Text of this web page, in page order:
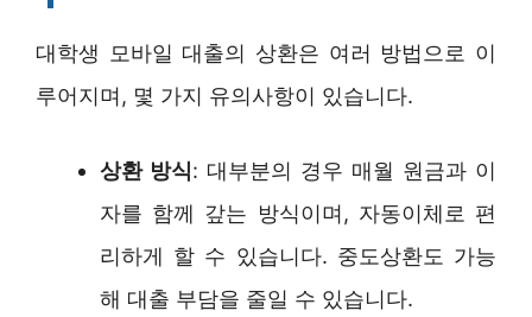
대학생 모바일 대출의 상환은 여러 방법으로 이
루어지며, 몇 가지 유의사항이 있습니다.
상환 방식: 대부분의 경우 매월 원금과 이
자를 함께 갚는 방식이며, 자동이체로 편
리하게 할 수 있습니다. 중도상환도 가능
해 대출 부담을 줄일 수 있습니다.